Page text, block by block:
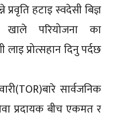
प्रवृति हटाइ स्वदेसी बिज्ञ
परियोजना का
प्रोत्सहान दिनु पर्दछ
सार्वजनिक
प्रदायक बीच एकमत र